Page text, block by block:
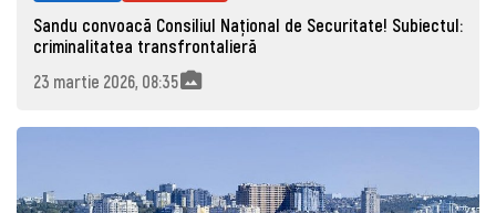
Sandu convoacă Consiliul Național de Securitate! Subiectul:
criminalitatea transfrontalieră
23 martie 2026, 08:35